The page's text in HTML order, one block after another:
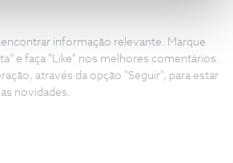
informação relevante. Marque
e faça "Like" nos melhores comentários.
através da opção "Seguir", para estar
novidades.